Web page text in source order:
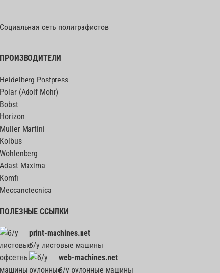
Социальная сеть полиграфистов
ПРОИЗВОДИТЕЛИ
Heidelberg Postpress
Polar (Adolf Mohr)
Bobst
Horizon
Muller Martini
Kolbus
Wohlenberg
Adast Maxima
Komfi
Meccanotecnica
ПОЛЕЗНЫЕ ССЫЛКИ
print-machines.net
б/у листовые машины
web-machines.net
б/у рулонные машины